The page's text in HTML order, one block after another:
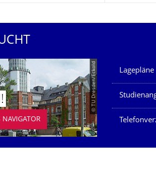
© TU Dresden/Eckold
NAVIGATOR
Unsere
Lagepläne